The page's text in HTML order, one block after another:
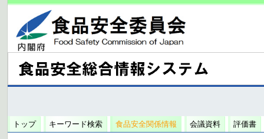
トップ キーワード検索 食品安全関係情報 会議資料 評価書